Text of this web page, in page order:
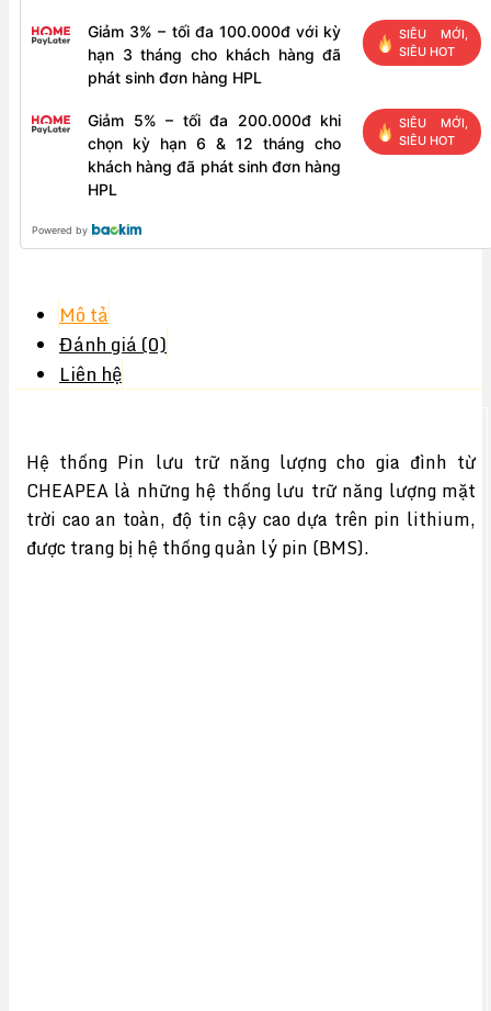
lượngGiảm 3% – tối đa 100.000đ với kỳ
hạn 3 tháng cho khách hàng đã
phát sinh đơn hàng HPL
SIÊU MỚI,
SIÊU HOT
Giảm 5% – tối đa 200.000đ khi
chọn kỳ hạn 6 & 12 tháng cho
khách hàng đã phát sinh đơn hàng
HPL
SIÊU MỚI,
SIÊU HOT
Powered by
Mô tả
Đánh giá (0)
Liên hệ
Hệ thống Pin lưu trữ năng lượng cho gia đình từ
CHEAPEA là những hệ thống lưu trữ năng lượng mặt
trời cao an toàn, độ tin cậy cao dựa trên pin lithium,
được trang bị hệ thống quản lý pin (BMS).